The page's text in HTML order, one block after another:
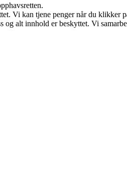
Vi kan tjene penger når du klikker
alt innhold er beskyttet. Vi